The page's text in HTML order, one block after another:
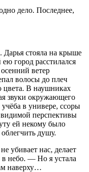
дело. Последнее,
Дарья стояла на крыше
город расстилался
ветер
волосы до плеч
цвета. В наушниках
звуки окружающего
в универе, ссоры
видимой перспективы
ей некому было
душу.
убивает нас, делает
небо. — Но я устала
наверху…